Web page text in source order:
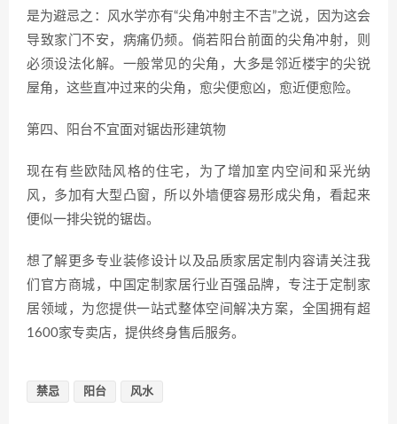
是为避忌之：风水学亦有“尖角冲射主不吉”之说，因为这会
导致家门不安，病痛仍频。倘若阳台前面的尖角冲射，则
必须设法化解。一般常见的尖角，大多是邻近楼宇的尖锐
屋角，这些直冲过来的尖角，愈尖便愈凶，愈近便愈险。
第四、阳台不宜面对锯齿形建筑物
现在有些欧陆风格的住宅，为了增加室内空间和采光纳
风，多加有大型凸窗，所以外墙便容易形成尖角，看起来
便似一排尖锐的锯齿。
想了解更多专业装修设计以及品质家居定制内容请关注我
们官方商城，中国定制家居行业百强品牌，专注于定制家
居领域，为您提供一站式整体空间解决方案，全国拥有超
1600家专卖店，提供终身售后服务。
禁忌 阳台 风水